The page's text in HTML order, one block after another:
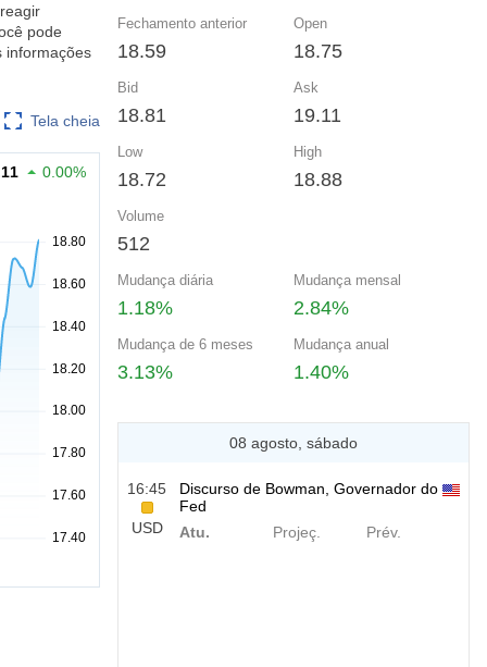
pode
informações
Tela cheia
0.00%
Fechamento anterior
18.59
Open
18.75
Bid
18.81
Ask
19.11
Low
18.72
High
18.88
Volume
512
Mudança diária
1.18%
Mudança mensal
2.84%
Mudança de 6 meses
3.13%
Mudança anual
1.40%
08 agosto, sábado
16:45
USD
Discurso de Bowman, Governador do
Fed
Atu.
Projeç. Prév.